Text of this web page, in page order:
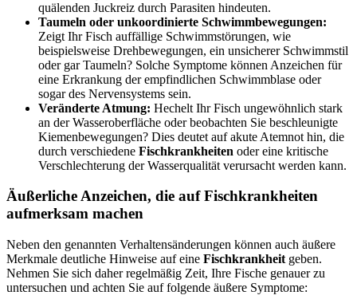
quälenden Juckreiz durch Parasiten hindeuten.
Taumeln oder unkoordinierte Schwimmbewegungen:
Zeigt Ihr Fisch auffällige Schwimmstörungen, wie
beispielsweise Drehbewegungen, ein unsicherer Schwimmstil
oder gar Taumeln? Solche Symptome können Anzeichen für
eine Erkrankung der empfindlichen Schwimmblase oder
sogar des Nervensystems sein.
Veränderte Atmung: Hechelt Ihr Fisch ungewöhnlich stark
an der Wasseroberfläche oder beobachten Sie beschleunigte
Kiemenbewegungen? Dies deutet auf akute Atemnot hin, die
durch verschiedene Fischkrankheiten oder eine kritische
Verschlechterung der Wasserqualität verursacht werden kann.
Äußerliche Anzeichen, die auf Fischkrankheiten
aufmerksam machen
Neben den genannten Verhaltensänderungen können auch äußere
Merkmale deutliche Hinweise auf eine Fischkrankheit geben.
Nehmen Sie sich daher regelmäßig Zeit, Ihre Fische genauer zu
untersuchen und achten Sie auf folgende äußere Symptome: